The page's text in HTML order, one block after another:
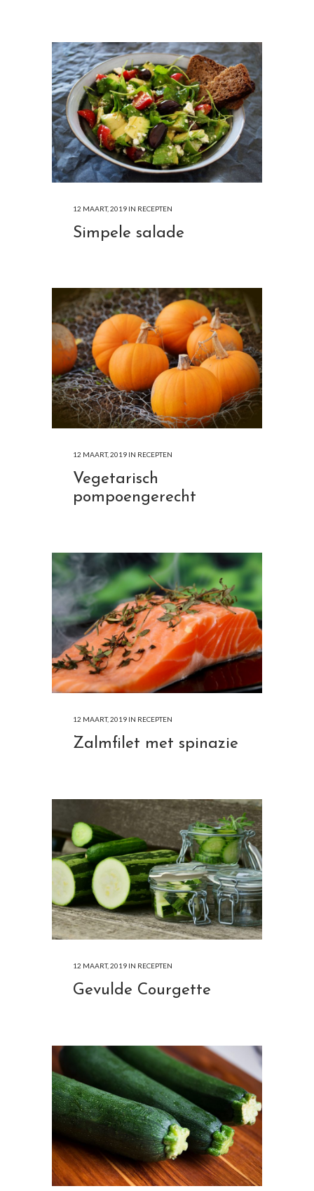
12 MAART, 2019 IN RECEPTEN
Simpele salade
12 MAART, 2019 IN RECEPTEN
Vegetarisch
pompoengerecht
12 MAART, 2019 IN RECEPTEN
Zalmfilet met spinazie
12 MAART, 2019 IN RECEPTEN
Gevulde Courgette